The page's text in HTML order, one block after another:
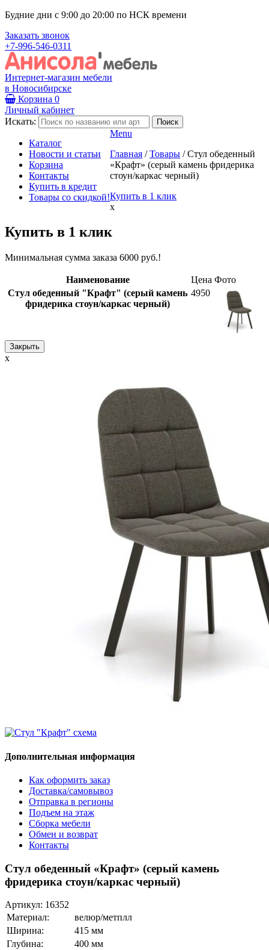
Будние дни с 9:00 до 20:00 по НСК времени
Заказать звонок
+7-996-546-0311
Интернет-магазин мебели
в Новосибирске
Корзина 0
Личный кабинет
Искать:
Каталог
Новости и статьи
Корзина
Контакты
Купить в кредит
Товары со скидкой!
Menu
Главная / Товары / Стул обеденный
«Крафт» (серый камень фридерика
стоун/каркас черный)
Купить в 1 клик
x
Купить в 1 клик
Минимальная сумма заказа 6000 руб.!
Наименование Цена Фото
Стул обеденный "Крафт" (серый камень
фридерика стоун/каркас черный)
4950
Закрыть
x
Дополнительная информация
Как оформить заказ
Доставка/самовывоз
Отправка в регионы
Подъем на этаж
Сборка мебели
Обмен и возврат
Контакты
Стул обеденный «Крафт» (серый камень
фридерика стоун/каркас черный)
Артикул: 16352
Материал:
велюр/метплл
Ширина:
415 мм
Глубина:
400 мм